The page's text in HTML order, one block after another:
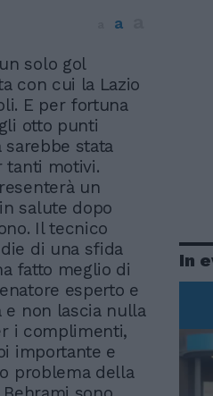
a
solo gol
con cui la Lazio
E per fortuna
otto punti
stata
tanti motivi.
un
salute dopo
Il tecnico
di una sfida
fatto meglio di
esperto e
e non lascia nulla
i complimenti,
importante e
problema della
In